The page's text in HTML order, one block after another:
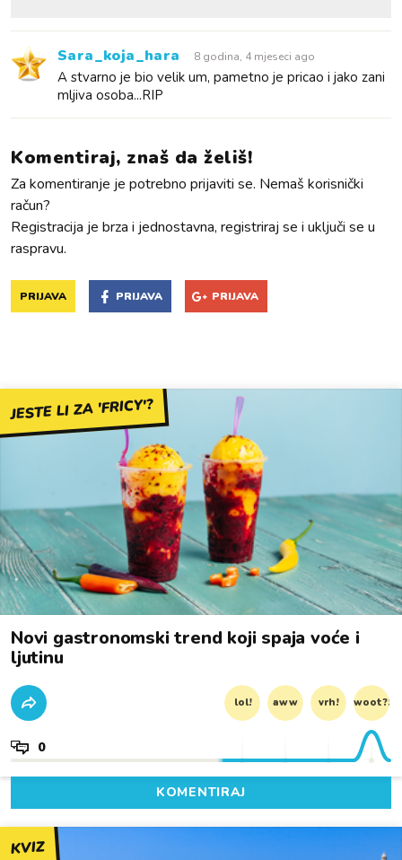
Sara_koja_hara 8 godina, 4 mjeseci ago
A stvarno je bio velik um, pametno je pricao i jako zani
mljiva osoba...RIP
Komentiraj, znaš da želiš!
Za komentiranje je potrebno prijaviti se. Nemaš korisnički
račun?
Registracija je brza i jednostavna, registriraj se i uključi se u
raspravu.
PRIJAVA PRIJAVA PRIJAVA
JESTE LI ZA 'FRICY'?
Novi gastronomski trend koji spaja voće i
ljutinu
lol! aww vrh! woot?!
0
KOMENTIRAJ
KVIZ